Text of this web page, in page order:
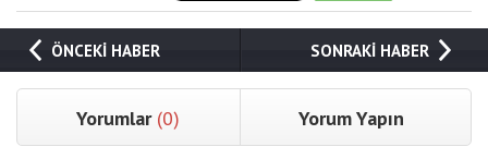
ÖNCEKİ HABER SONRAKİ HABER
Yorumlar (0) Yorum Yapın